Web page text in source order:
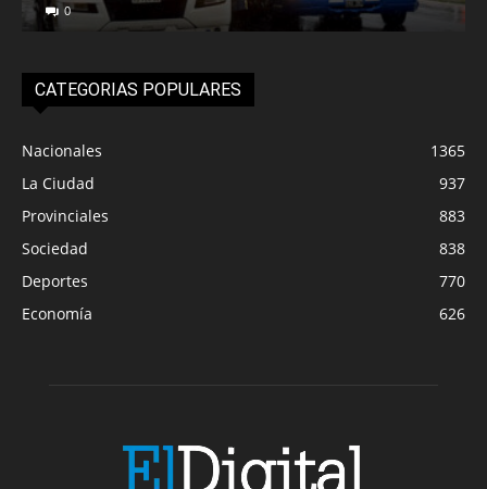
0
CATEGORIAS POPULARES
Nacionales
1365
La Ciudad
937
Provinciales
883
Sociedad
838
Deportes
770
Economía
626